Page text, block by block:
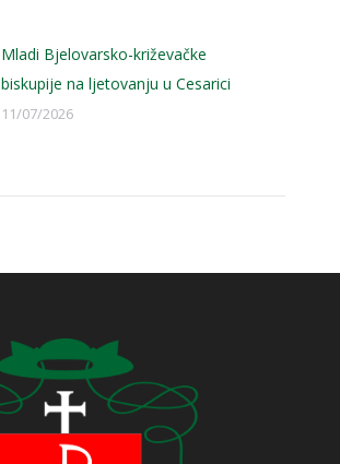
Mladi Bjelovarsko-križevačke
biskupije na ljetovanju u Cesarici
11/07/2026